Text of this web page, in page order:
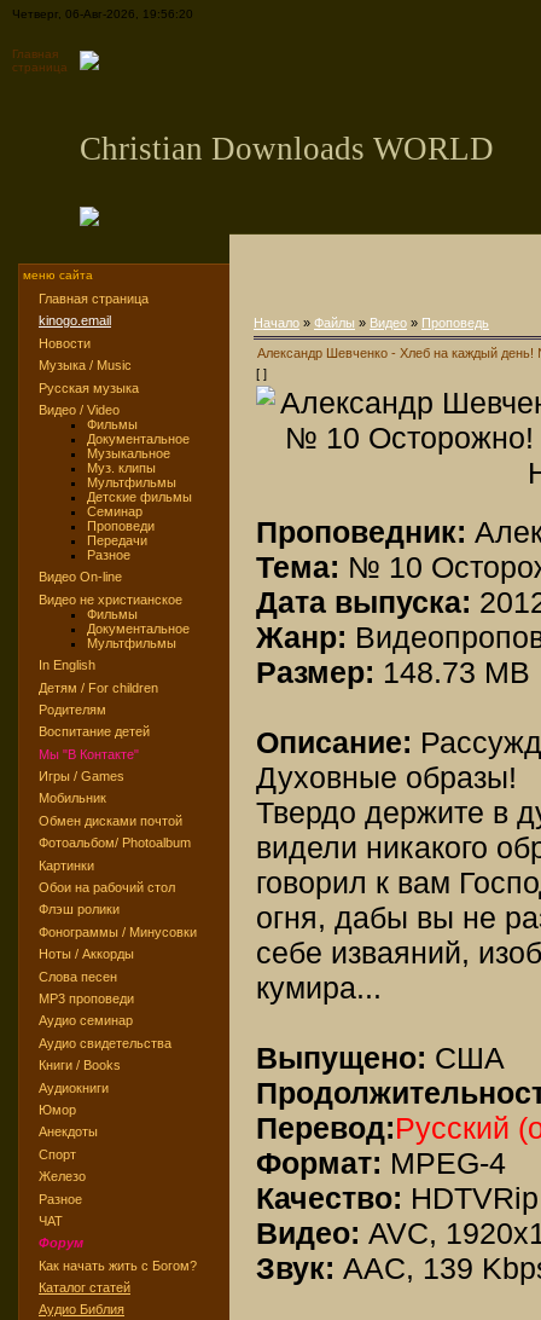
Четверг, 06-Авг-2026, 19:56:20
Главная
страница
Christian Downloads WORLD
меню сайта
Главная страница
kinogo.email
Новости
Музыка / Music
Русская музыка
Видео / Video
Фильмы
Документальное
Музыкальное
Муз. клипы
Мультфильмы
Детские фильмы
Семинар
Проповеди
Передачи
Разное
Видео On-line
Видео не христианское
Фильмы
Документальное
Мультфильмы
In English
Детям / For children
Родителям
Воспитание детей
Мы "В Контакте"
Игры / Games
Мобильник
Обмен дисками почтой
Фотоальбом/ Photoalbum
Картинки
Обои на рабочий стол
Флэш ролики
Фонограммы / Минусовки
Ноты / Аккорды
Слова песен
MP3 проповеди
Аудио семинар
Аудио свидетельства
Книги / Books
Аудиокниги
Юмор
Анекдоты
Спорт
Железо
Разное
ЧАТ
Форум
Как начать жить с Богом?
Каталог статей
Аудио Библия
Начало » Файлы » Видео » Проповедь
Александр Шевченко - Хлеб на каждый
[ ]
Проповедник:
Тема: № 10
Дата выпуска:
Жанр:
Размер: 148.73 MB
Описание:
Духовные образы!
Твердо держите в
видели никакого
говорил к вам
огня, дабы вы не
себе изваяний,
кумира...
Выпущено: США
Перевод:Русский
Формат: MPEG-4
Качество: HDTVRip
Видео: AVC,
Звук: AAC, 139